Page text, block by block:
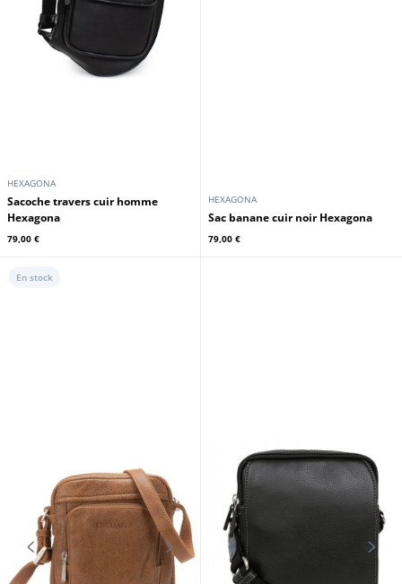
HEXAGONA
Sacoche travers cuir homme
Hexagona
79,00 €
HEXAGONA
Sac banane cuir noir Hexagona
79,00 €
En stock